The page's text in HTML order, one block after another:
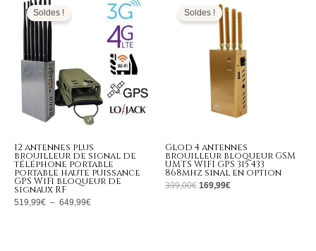
Soldes !
12 antennes plus
brouilleur de signal de
téléphone portable
portable haute puissance
GPS WiFi bloqueur de
signaux RF
519,99€ – 649,99€
519,99€
649,99€
Soldes !
Glod 4 antennes
brouilleur bloqueur GSM
UMTS WIFI GPS 315 433
868mhz sinal en option
399,00€
initial
était :
399,00€.
169,99€
actuel
est :
169,99€.